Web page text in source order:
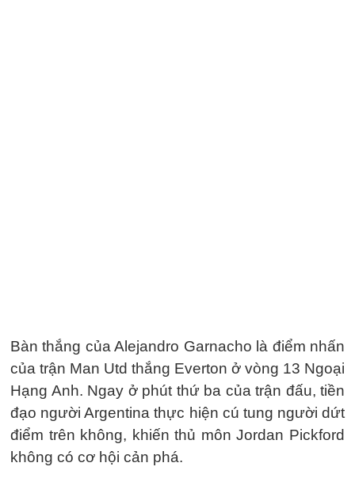
Bàn thắng của Alejandro Garnacho là điểm nhấn
của trận Man Utd thắng Everton ở vòng 13 Ngoại
Hạng Anh. Ngay ở phút thứ ba của trận đấu, tiền
đạo người Argentina thực hiện cú tung người dứt
điểm trên không, khiến thủ môn Jordan Pickford
không có cơ hội cản phá.